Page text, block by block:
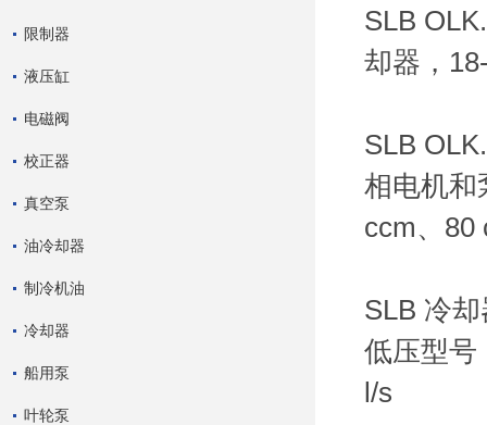
限制器
液压缸
电磁阀
校正器
真空泵
油冷却器
制冷机油
冷却器
船用泵
叶轮泵
SLB
却器，
SLB
相电机和
ccm、80
SLB 冷
低压型号
l/s